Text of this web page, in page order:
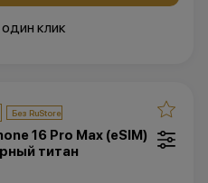
клик
16 Pro Max (eSIM)
титан